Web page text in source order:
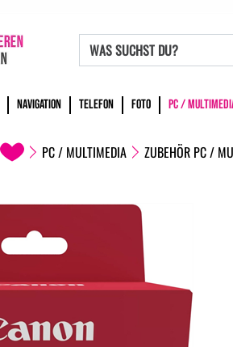
NAVIGATION TELEFON FOTO PC /
PC / MULTIMEDIA ZUBEHÖR PC /